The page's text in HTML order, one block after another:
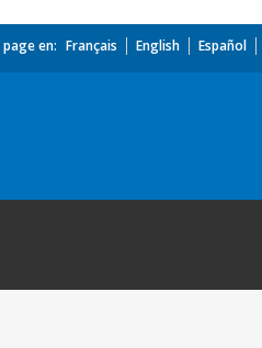
en: Français English Español